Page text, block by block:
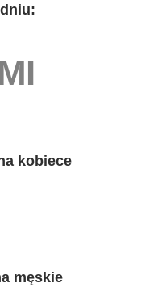
kobiece
męskie